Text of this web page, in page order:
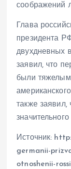
соображений
Глава
президента
двухдневных
заявил, что
были
также заявил,
Источник:
germanii-
otnoshenii-